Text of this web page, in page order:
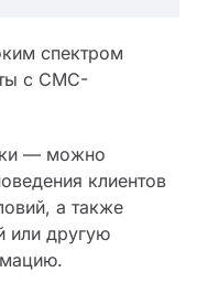
спектром
с СМС-
— можно
клиентов
а также
или другую